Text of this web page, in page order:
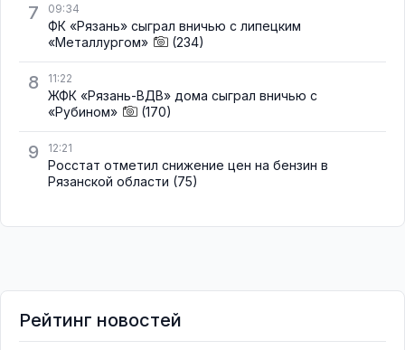
7 09:34
ФК «Рязань» сыграл вничью с липецким
«Металлургом»
(234)
8 11:22
ЖФК «Рязань-ВДВ» дома сыграл вничью с
«Рубином»
(170)
9 12:21
Росстат отметил снижение цен на бензин в
Рязанской области (75)
Рейтинг новостей